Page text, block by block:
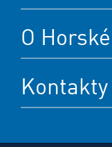
O
Kontakty